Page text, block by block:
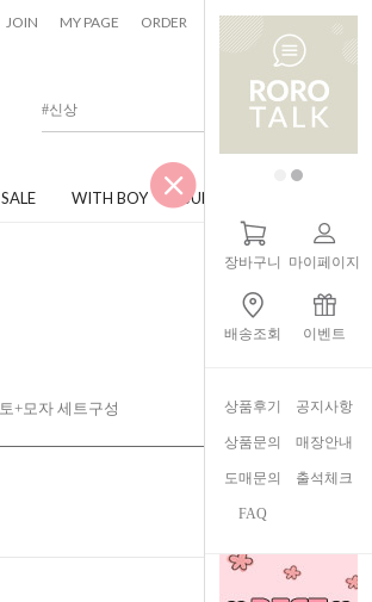
JOIN MY PAGE ORDER CART 0
SALE WITH BOY JUNIOR
장바구니 마이페이지
배송조회 이벤트
상품후기 공지사항
상품문의 매장안내
도매문의 출석체크
FAQ
+모자 세트구성